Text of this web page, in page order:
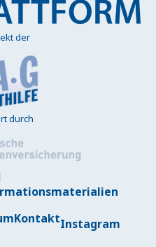
der
durch
KontaktInstagram